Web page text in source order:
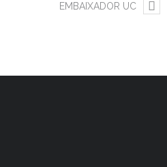
EMBAIXADOR UC